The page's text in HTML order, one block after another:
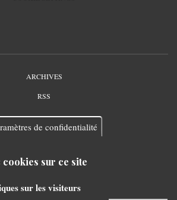
ARCHIVES
RSS
YourOSoft KFT
de confidentialité
sur ce site
sur les visiteurs